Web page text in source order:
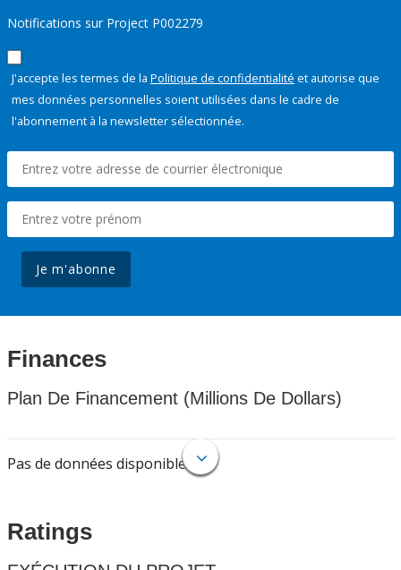
Notifications sur Project P002279
J'accepte les termes de la Politique de confidentialité et autorise que
mes données personnelles soient utilisées dans le cadre de
l'abonnement à la newsletter sélectionnée.
Je m'abonne
Finances
Plan De Financement (Millions De Dollars)
Pas de données disponibles.
Ratings